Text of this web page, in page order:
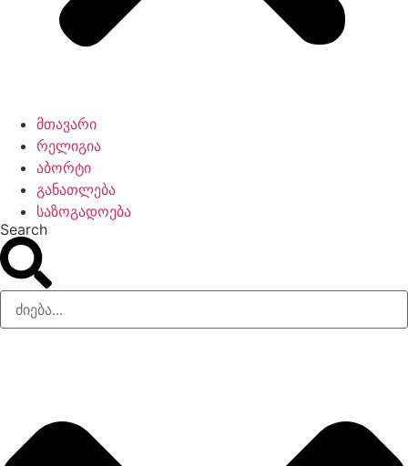
მთავარი
რელიგია
აბორტი
განათლება
საზოგადოება
Search